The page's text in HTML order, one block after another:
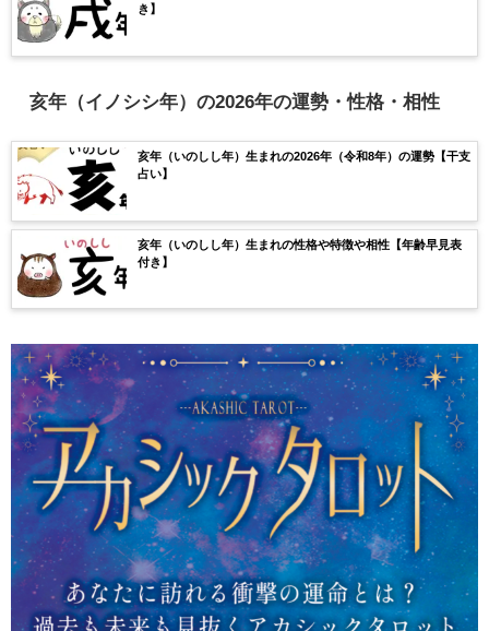
き】
亥年（イノシシ年）の2026年の運勢・性格・相性
亥年（いのしし年）生まれの2026年（令和8年）の運勢【干支
占い】
亥年（いのしし年）生まれの性格や特徴や相性【年齢早見表
付き】